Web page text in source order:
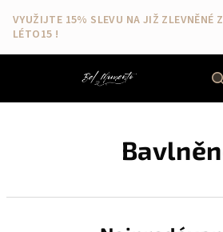
obsah
VYUŽIJTE 15% SLEVU NA JIŽ ZLEVNĚNÉ
LÉTO15 !